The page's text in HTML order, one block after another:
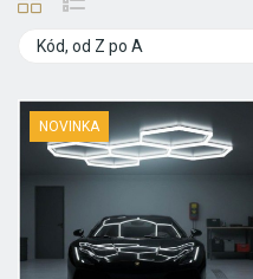
Kód, od Z po A
NOVINKA